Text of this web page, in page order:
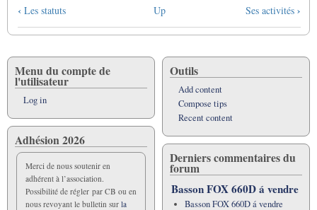
Book
traversal
links
for
Qui
sommes-
nous
?
‹ Les statuts Up Ses activités ›
Menu du compte de
l'utilisateur
Log in
Adhésion 2026
Merci de nous soutenir en
adhérent à l’association.
Possibilité de régler par CB ou en
nous revoyant le bulletin sur la
Outils
Add content
Compose tips
Recent content
Derniers commentaires du
forum
Basson FOX 660D á vendre
Basson FOX 660D á vendre